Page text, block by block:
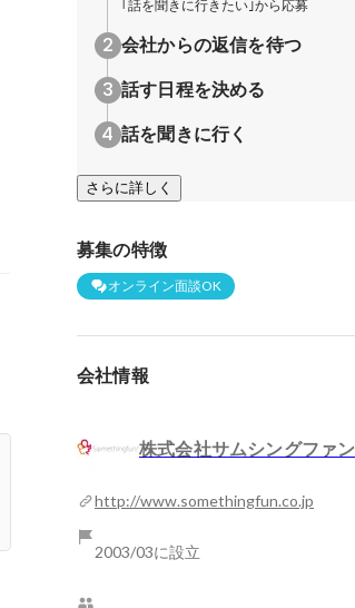
｢話を聞きに行きたい｣から応募
会社からの返信を待つ
話す日程を決める
話を聞きに行く
さらに詳しく
募集の特徴
オンライン面談OK
会社情報
株式会社サムシングファン
http://www.somethingfun.co.jp
2003/03に設立